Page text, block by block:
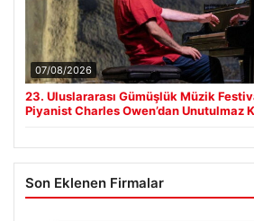
07/08/2026
23. Uluslararası Gümüşlük Müzik
Piyanist Charles Owen’dan Unutulmaz
Son Eklenen Firmalar